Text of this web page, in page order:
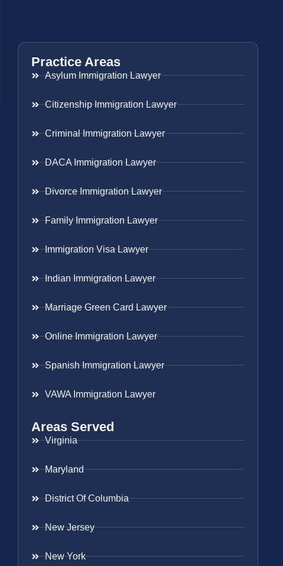
Practice Areas
Asylum Immigration Lawyer
Citizenship Immigration Lawyer
Criminal Immigration Lawyer
DACA Immigration Lawyer
Divorce Immigration Lawyer
Family Immigration Lawyer
Immigration Visa Lawyer
Indian Immigration Lawyer
Marriage Green Card Lawyer
Online Immigration Lawyer
Spanish Immigration Lawyer
VAWA Immigration Lawyer
Areas Served
Virginia
Maryland
District Of Columbia
New Jersey
New York